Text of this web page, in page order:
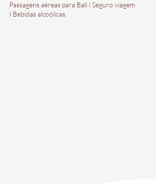
Passagens aéreas para Bali I Seguro viagem
I Bebidas alcoólicas.